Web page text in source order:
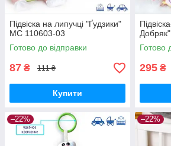
Підвіска на липучці "Ґудзики"
МС 110603-03
Готово до відправки
87 ₴ 111 ₴
Купити
Готово
295 ₴
–22% –22%